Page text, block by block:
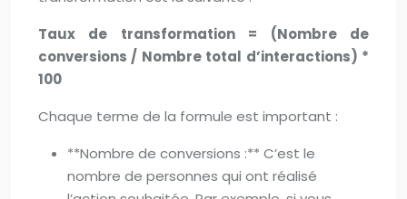
Taux de transformation = (Nombre de
conversions / Nombre total d’interactions) *
100
Chaque terme de la formule est important :
**Nombre de conversions :** C’est le
nombre de personnes qui ont réalisé